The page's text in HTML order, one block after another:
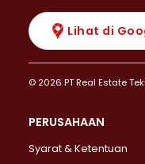
Lihat di
© 2026 PT Real Estate
PERUSAHAAN
Syarat & Ketentuan